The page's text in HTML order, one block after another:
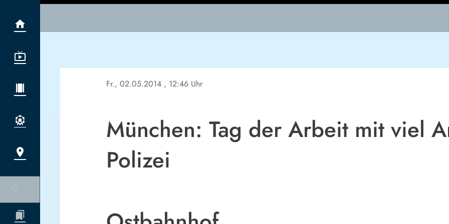
Fr., 02.05.2014 , 12:46 Uhr
München: Tag der Arbeit mit viel
Polizei